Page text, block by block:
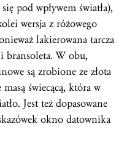
pod wpływem światła),
wersja z różowego
lakierowana tarcza
i bransoleta. W obu,
są zrobione ze złota
świecącą, która w
Jest też dopasowane
okno datownika